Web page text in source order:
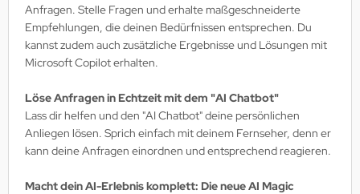
Anfragen. Stelle Fragen und erhalte maßgeschneiderte
Empfehlungen, die deinen Bedürfnissen entsprechen. Du
kannst zudem auch zusätzliche Ergebnisse und Lösungen mit
Microsoft Copilot erhalten.
Löse Anfragen in Echtzeit mit dem "AI Chatbot"
Lass dir helfen und den "AI Chatbot" deine persönlichen
Anliegen lösen. Sprich einfach mit deinem Fernseher, denn er
kann deine Anfragen einordnen und entsprechend reagieren.
Macht dein AI-Erlebnis komplett: Die neue AI Magic